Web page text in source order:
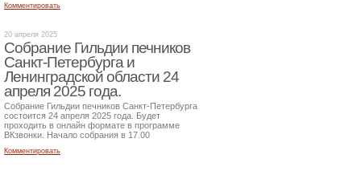
Комментировать
20 апреля 2025
Собрание Гильдии печников
Санкт-Петербурга и
Ленинградской области 24
апреля 2025 года.
Собрание Гильдии печников Санкт-Петербурга
состоится 24 апреля 2025 года. Будет
проходить в онлайн формате в программе
ВКзвонки. Начало собрания в 17.00
Комментировать